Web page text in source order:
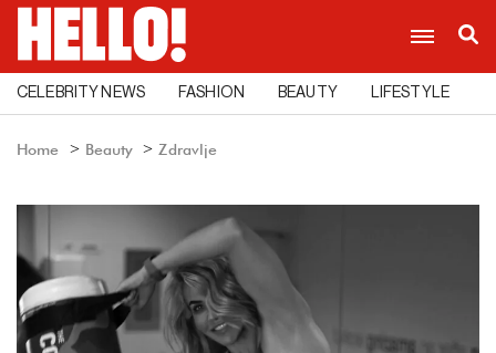
CELEBRITY NEWS FASHION BEAUTY LIFESTYLE
Home Beauty Zdravlje